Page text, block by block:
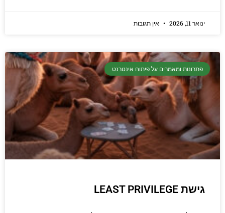
ינואר 11, 2026 אין תגובות
פתרונות ומאמרים על פיתוח אינטרנט
גישת LEAST PRIVILEGE